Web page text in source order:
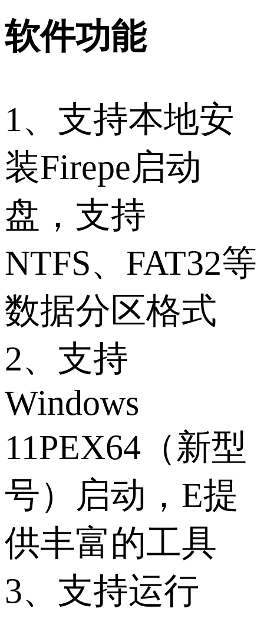
软件功能
1、支持本地安
装Firepe启动
盘，支持
NTFS、FAT32等
数据分区格式
2、支持
Windows
11PEX64（新型
号）启动，E提
供丰富的工具
3、支持运行